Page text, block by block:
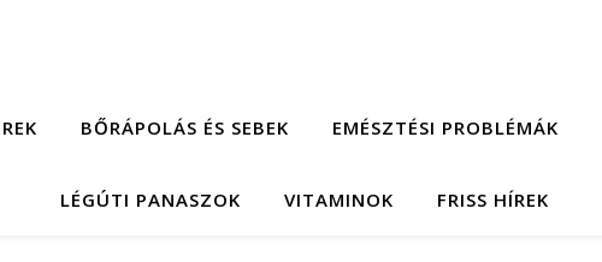
BŐRÁPOLÁS ÉS SEBEK EMÉSZTÉSI PROBLÉMÁK
LÉGÚTI PANASZOK VITAMINOK FRISS HÍREK